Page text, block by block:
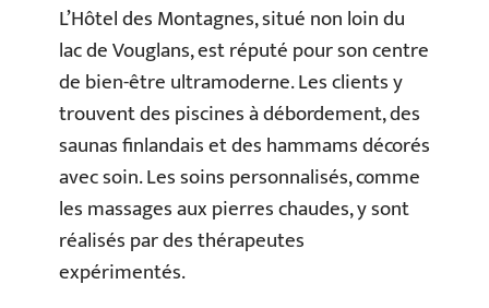
L’Hôtel des Montagnes, situé non loin du
lac de Vouglans, est réputé pour son centre
de bien-être ultramoderne. Les clients y
trouvent des piscines à débordement, des
saunas finlandais et des hammams décorés
avec soin. Les soins personnalisés, comme
les massages aux pierres chaudes, y sont
réalisés par des thérapeutes
expérimentés.